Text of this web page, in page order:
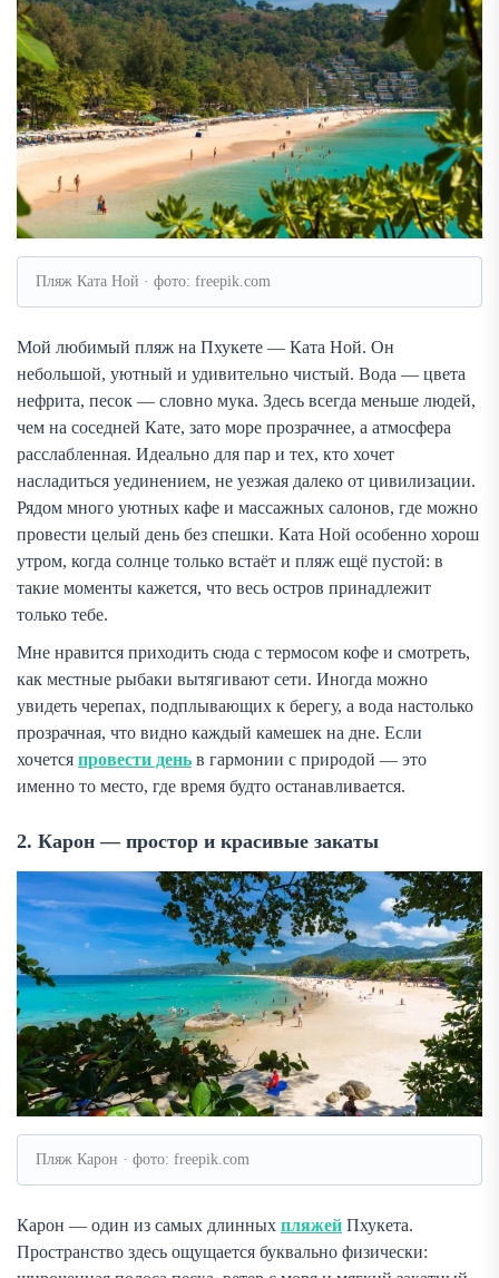
Пляж Ката Ной · фото: freepik.com
Мой любимый пляж на Пхукете — Ката Ной. Он
небольшой, уютный и удивительно чистый. Вода — цвета
нефрита, песок — словно мука. Здесь всегда меньше людей,
чем на соседней Кате, зато море прозрачнее, а атмосфера
расслабленная. Идеально для пар и тех, кто хочет
насладиться уединением, не уезжая далеко от цивилизации.
Рядом много уютных кафе и массажных салонов, где можно
провести целый день без спешки. Ката Ной особенно хорош
утром, когда солнце только встаёт и пляж ещё пустой: в
такие моменты кажется, что весь остров принадлежит
только тебе.
Мне нравится приходить сюда с термосом кофе и смотреть,
как местные рыбаки вытягивают сети. Иногда можно
увидеть черепах, подплывающих к берегу, а вода настолько
прозрачная, что видно каждый камешек на дне. Если
хочется провести день в гармонии с природой — это
именно то место, где время будто останавливается.
2. Карон — простор и красивые закаты
Пляж Карон · фото: freepik.com
Карон — один из самых длинных пляжей Пхукета.
Пространство здесь ощущается буквально физически: